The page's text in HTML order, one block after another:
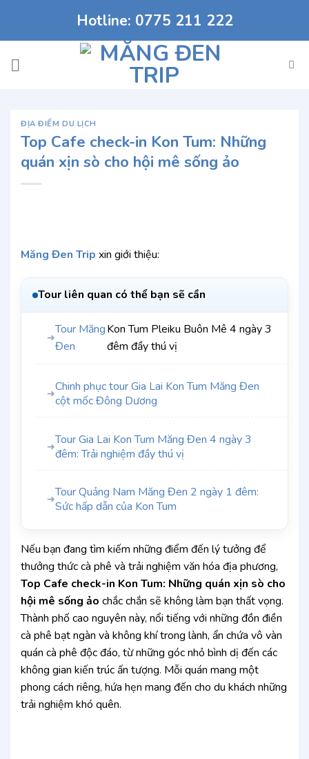
nội
dung
Hotline: 0775 211 222
ĐỊA ĐIỂM DU LỊCH
Top Cafe check-in Kon Tum: Những
quán xịn sò cho hội mê sống ảo
Măng Đen Trip xin giới thiệu:
Tour liên quan có thể bạn sẽ cần
➜
Tour Măng
Đen
Kon Tum Pleiku Buôn Mê 4 ngày 3
đêm đầy thú vị
➜Chinh phục tour Gia Lai Kon Tum Măng Đen
cột mốc Đông Dương
➜Tour Gia Lai Kon Tum Măng Đen 4 ngày 3
đêm: Trải nghiệm đầy thú vị
➜Tour Quảng Nam Măng Đen 2 ngày 1 đêm:
Sức hấp dẫn của Kon Tum
Nếu bạn đang tìm kiếm những điểm đến lý tưởng để
thưởng thức cà phê và trải nghiệm văn hóa địa phương,
Top Cafe check-in Kon Tum: Những quán xịn sò cho
hội mê sống ảo chắc chắn sẽ không làm bạn thất vọng.
Thành phố cao nguyên này, nổi tiếng với những đồn điền
cà phê bạt ngàn và không khí trong lành, ẩn chứa vô vàn
quán cà phê độc đáo, từ những góc nhỏ bình dị đến các
không gian kiến trúc ấn tượng. Mỗi quán mang một
phong cách riêng, hứa hẹn mang đến cho du khách những
trải nghiệm khó quên.